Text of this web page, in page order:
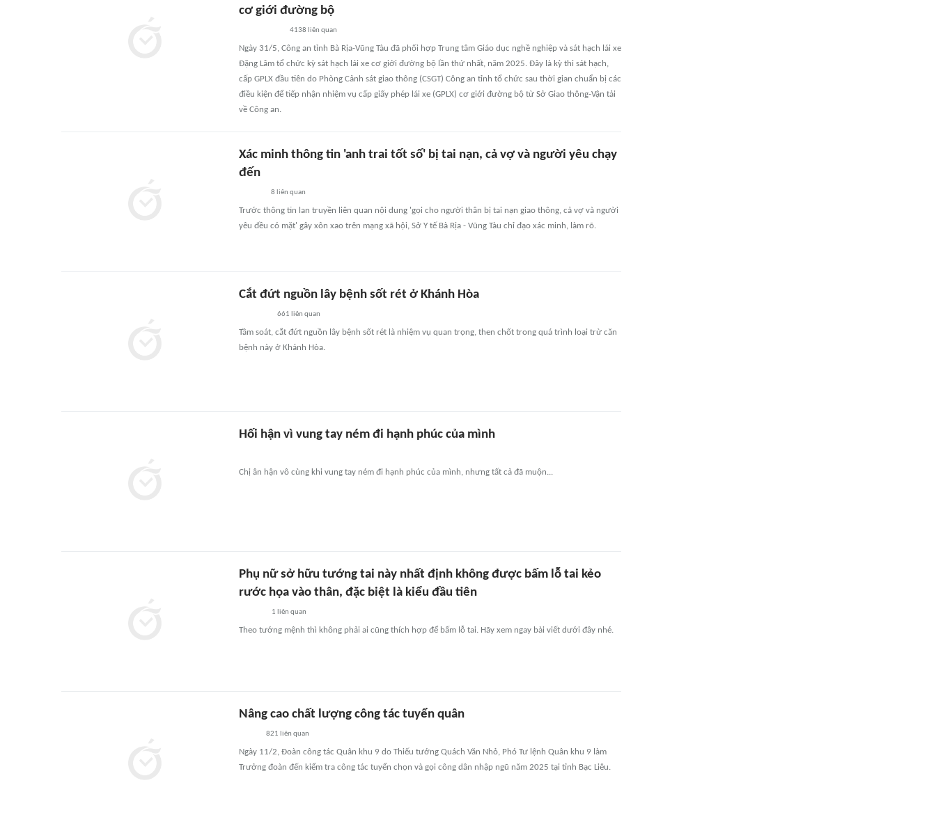
cơ giới đường bộ
4138 liên quan
Ngày 31/5, Công an tỉnh Bà Rịa-Vũng Tàu đã phối hợp Trung tâm Giáo dục nghề nghiệp và sát hạch lái xe
Đặng Lâm tổ chức kỳ sát hạch lái xe cơ giới đường bộ lần thứ nhất, năm 2025. Đây là kỳ thi sát hạch,
cấp GPLX đầu tiên do Phòng Cảnh sát giao thông (CSGT) Công an tỉnh tổ chức sau thời gian chuẩn bị các
điều kiện để tiếp nhận nhiệm vụ cấp giấy phép lái xe (GPLX) cơ giới đường bộ từ Sở Giao thông-Vận tải
về Công an.
Xác minh thông tin 'anh trai tốt số' bị tai nạn, cả vợ và người yêu chạy
đến
8 liên quan
Trước thông tin lan truyền liên quan nội dung 'gọi cho người thân bị tai nạn giao thông, cả vợ và người
yêu đều có mặt' gây xôn xao trên mạng xã hội, Sở Y tế Bà Rịa - Vũng Tàu chỉ đạo xác minh, làm rõ.
Cắt đứt nguồn lây bệnh sốt rét ở Khánh Hòa
661 liên quan
Tầm soát, cắt đứt nguồn lây bệnh sốt rét là nhiệm vụ quan trọng, then chốt trong quá trình loại trừ căn
bệnh này ở Khánh Hòa.
Hối hận vì vung tay ném đi hạnh phúc của mình
Chị ân hận vô cùng khi vung tay ném đi hạnh phúc của mình, nhưng tất cả đã muộn...
Phụ nữ sở hữu tướng tai này nhất định không được bấm lỗ tai kẻo
rước họa vào thân, đặc biệt là kiểu đầu tiên
1 liên quan
Theo tướng mệnh thì không phải ai cũng thích hợp để bấm lỗ tai. Hãy xem ngay bài viết dưới đây nhé.
Nâng cao chất lượng công tác tuyển quân
821 liên quan
Ngày 11/2, Đoàn công tác Quân khu 9 do Thiếu tướng Quách Văn Nhỏ, Phó Tư lệnh Quân khu 9 làm
Trưởng đoàn đến kiểm tra công tác tuyển chọn và gọi công dân nhập ngũ năm 2025 tại tỉnh Bạc Liêu.